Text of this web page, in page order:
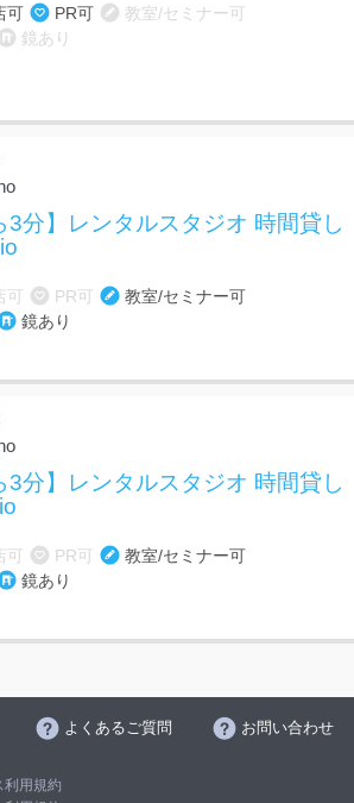
可 PR可
教室/セミナー可
鏡あり
3分】レンタルスタジオ 時間貸し
可 PR可
教室/セミナー可
鏡あり
3分】レンタルスタジオ 時間貸し
可 PR可
教室/セミナー可
鏡あり
よくあるご質問 お問い合わせ
利用規約